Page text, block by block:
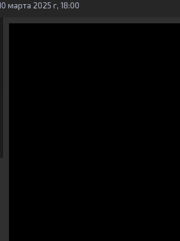
марта 2025 г, 18:00